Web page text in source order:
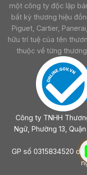
một công ty độc lập
bất kỳ thương hiệu
Piguet, Cartier,
hữu trí tuệ của tên
thuộc về từng
Công ty TNHH
Ngữ, Phường 13,
GP số 0315834520